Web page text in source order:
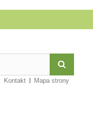
Kontakt Mapa strony